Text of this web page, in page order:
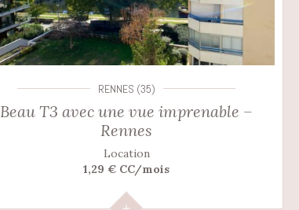
RENNES (35)
Beau T3 avec une vue imprenable –
Rennes
Location
1,29 € CC/mois